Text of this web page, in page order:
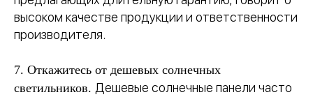
высоком качестве продукции и ответственности
производителя.
7. Откажитесь от дешевых солнечных
светильников. Дешевые солнечные панели часто